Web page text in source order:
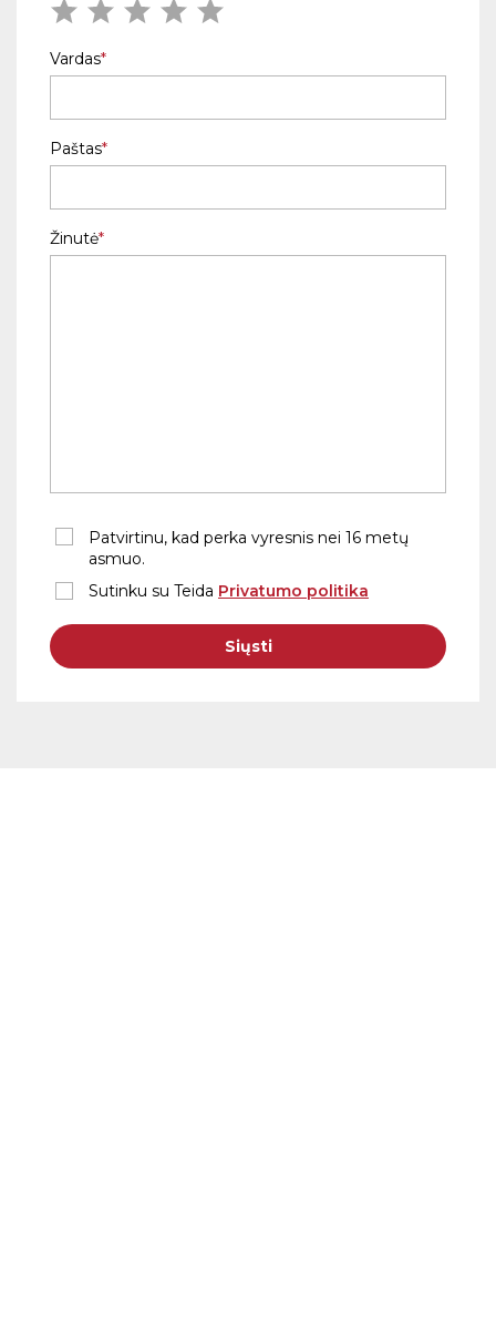
Vardas
Paštas
Žinutė
Patvirtinu, kad perka vyresnis nei 16 metų
asmuo.
Sutinku su Teida Privatumo politika